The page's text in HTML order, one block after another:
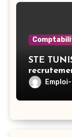
STE
Tunis